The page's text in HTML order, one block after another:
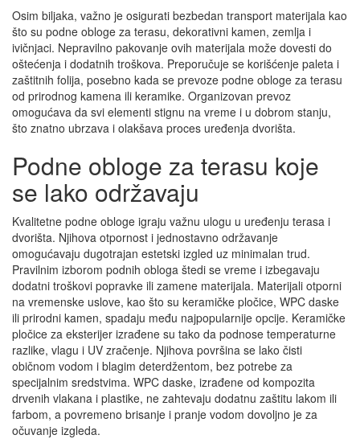
Osim biljaka, važno je osigurati bezbedan transport materijala kao
što su podne obloge za terasu, dekorativni kamen, zemlja i
ivičnjaci. Nepravilno pakovanje ovih materijala može dovesti do
oštećenja i dodatnih troškova. Preporučuje se korišćenje paleta i
zaštitnih folija, posebno kada se prevoze podne obloge za terasu
od prirodnog kamena ili keramike. Organizovan prevoz
omogućava da svi elementi stignu na vreme i u dobrom stanju,
što znatno ubrzava i olakšava proces uređenja dvorišta.
Podne obloge za terasu koje
se lako održavaju
Kvalitetne podne obloge igraju važnu ulogu u uređenju terasa i
dvorišta. Njihova otpornost i jednostavno održavanje
omogućavaju dugotrajan estetski izgled uz minimalan trud.
Pravilnim izborom podnih obloga štedi se vreme i izbegavaju
dodatni troškovi popravke ili zamene materijala. Materijali otporni
na vremenske uslove, kao što su keramičke pločice, WPC daske
ili prirodni kamen, spadaju među najpopularnije opcije. Keramičke
pločice za eksterijer izrađene su tako da podnose temperaturne
razlike, vlagu i UV zračenje. Njihova površina se lako čisti
običnom vodom i blagim deterdžentom, bez potrebe za
specijalnim sredstvima. WPC daske, izrađene od kompozita
drvenih vlakana i plastike, ne zahtevaju dodatnu zaštitu lakom ili
farbom, a povremeno brisanje i pranje vodom dovoljno je za
očuvanje izgleda.